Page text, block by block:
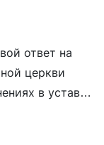
ответ на
церкви
в уставе.
связей